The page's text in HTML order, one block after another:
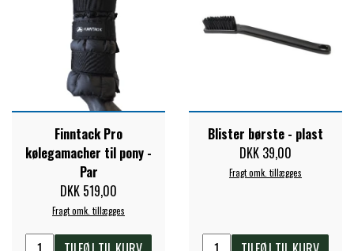
Finntack Pro
kølegamacher til pony -
Par
DKK 519,00
Fragt omk. tillægges
Blister børste - plast
DKK 39,00
Fragt omk. tillægges